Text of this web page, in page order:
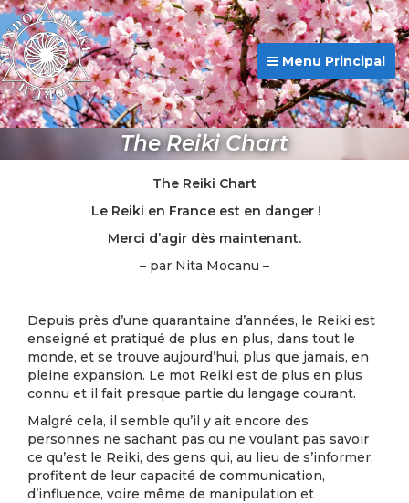
Menu Principal
The Reiki Chart
The Reiki Chart
Le Reiki en France est en danger !
Merci d’agir dès maintenant.
– par Nita Mocanu –
Depuis près d’une quarantaine d’années, le Reiki est
enseigné et pratiqué de plus en plus, dans tout le
monde, et se trouve aujourd’hui, plus que jamais, en
pleine expansion. Le mot Reiki est de plus en plus
connu et il fait presque partie du langage courant.
Malgré cela, il semble qu’il y ait encore des
personnes ne sachant pas ou ne voulant pas savoir
ce qu’est le Reiki, des gens qui, au lieu de s’informer,
profitent de leur capacité de communication,
d’influence, voire même de manipulation et